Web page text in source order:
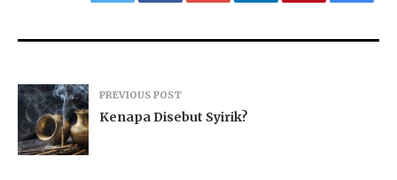
PREVIOUS POST
Kenapa Disebut Syirik?